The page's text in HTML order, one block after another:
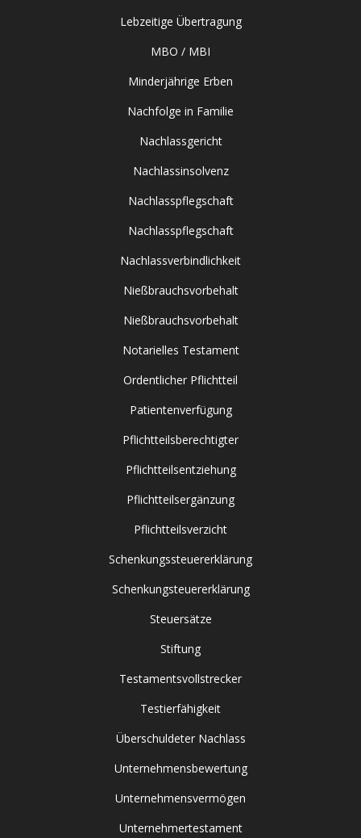
Lebzeitige Übertragung
MBO / MBI
Minderjährige Erben
Nachfolge in Familie
Nachlassgericht
Nachlassinsolvenz
Nachlasspflegschaft
Nachlasspflegschaft
Nachlassverbindlichkeit
Nießbrauchsvorbehalt
Nießbrauchsvorbehalt
Notarielles Testament
Ordentlicher Pflichtteil
Patientenverfügung
Pflichtteilsberechtigter
Pflichtteilsentziehung
Pflichtteilsergänzung
Pflichtteilsverzicht
Schenkungssteuererklärung
Schenkungsteuererklärung
Steuersätze
Stiftung
Testamentsvollstrecker
Testierfähigkeit
Überschuldeter Nachlass
Unternehmensbewertung
Unternehmensvermögen
Unternehmertestament